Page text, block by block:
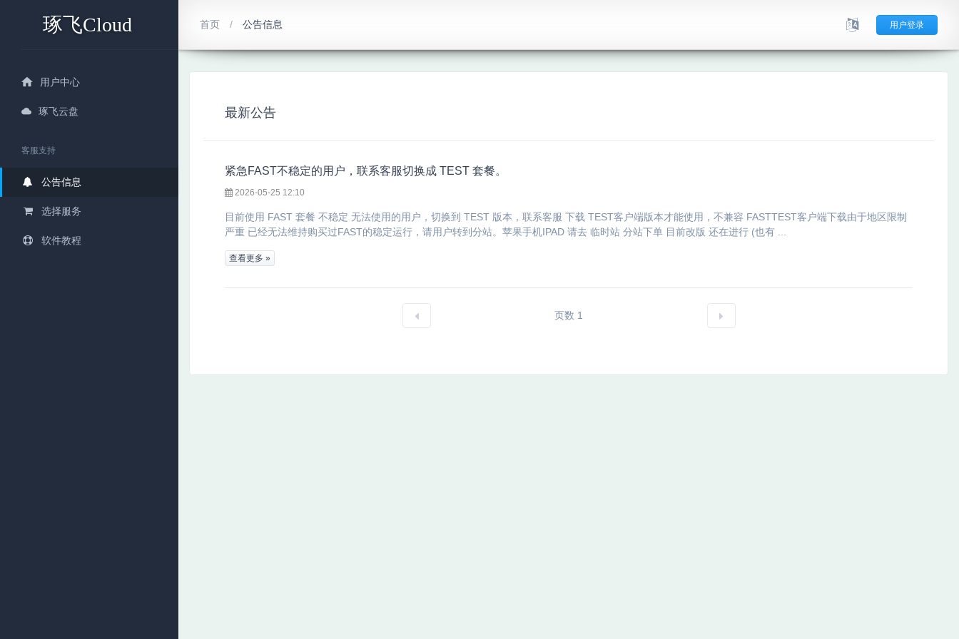
琢飞Cloud
用户中心
琢飞云盘
客服支持
公告信息
选择服务
软件教程
首页 公告信息 用户登录
最新公告
紧急FAST不稳定的用户，联系客服切换成 TEST 套餐。
2026-05-25 12:10
目前使用 FAST 套餐 不稳定 无法使用的用户，切换到 TEST 版本，联系客服 下载 TEST客户端版本才能使用，不兼容 FASTTEST客户端下载由于地区限制
严重 已经无法维持购买过FAST的稳定运行，请用户转到分站。苹果手机IPAD 请去 临时站 分站下单 目前改版 还在进行 (也有 ...
查看更多 »
页数 1